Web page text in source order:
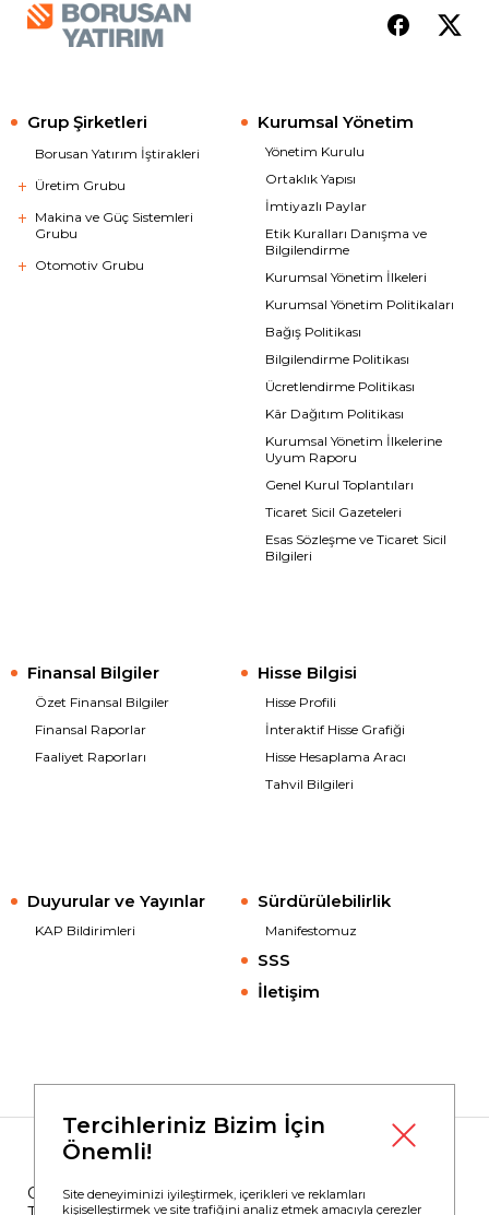
Grup Şirketleri
Borusan Yatırım İştirakleri
Üretim Grubu
Makina ve Güç Sistemleri
Grubu
Otomotiv Grubu
Kurumsal Yönetim
Yönetim Kurulu
Ortaklık Yapısı
İmtiyazlı Paylar
Etik Kuralları Danışma ve
Bilgilendirme
Kurumsal Yönetim İlkeleri
Kurumsal Yönetim Politikaları
Bağış Politikası
Bilgilendirme Politikası
Ücretlendirme Politikası
Kâr Dağıtım Politikası
Kurumsal Yönetim İlkelerine
Uyum Raporu
Genel Kurul Toplantıları
Ticaret Sicil Gazeteleri
Esas Sözleşme ve Ticaret Sicil
Bilgileri
Finansal Bilgiler
Özet Finansal Bilgiler
Finansal Raporlar
Faaliyet Raporları
Hisse Bilgisi
Hisse Profili
İnteraktif Hisse Grafiği
Hisse Hesaplama Aracı
Tahvil Bilgileri
Duyurular ve Yayınlar
KAP Bildirimleri
Sürdürülebilirlik
Manifestomuz
SSS
İletişim
Copyright © 2023 Borusan Yatırım
Tercihleriniz Bizim İçin
Önemli!
Site deneyiminizi iyileştirmek, içerikleri ve reklamları
kişiselleştirmek ve site trafiğini analiz etmek amacıyla çerezler